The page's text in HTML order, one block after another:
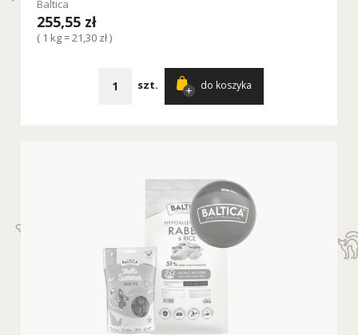
Baltica
255,55 zł
( 1 kg = 21,30 zł )
szt. do koszyka